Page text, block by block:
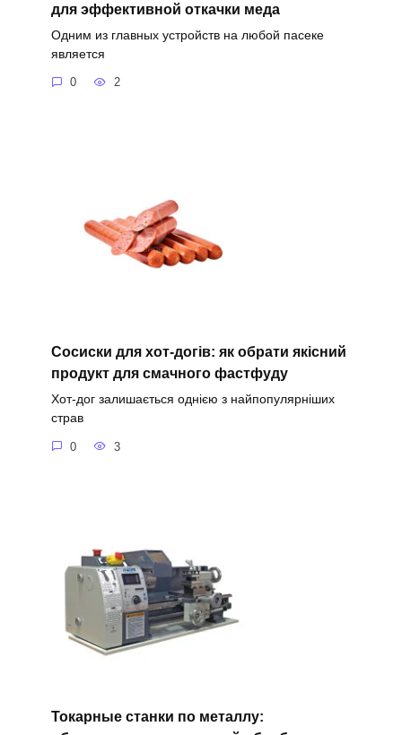
для эффективной откачки меда
Одним из главных устройств на любой пасеке
является
0 2
Сосиски для хот-догів: як обрати якісний
продукт для смачного фастфуду
Хот-дог залишається однією з найпопулярніших
страв
0 3
Токарные станки по металлу: